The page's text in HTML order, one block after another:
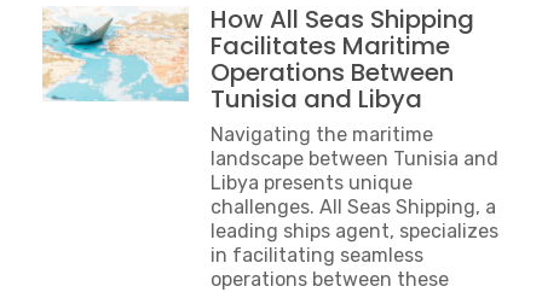
How All Seas Shipping
Facilitates Maritime
Operations Between
Tunisia and Libya
Navigating the maritime
landscape between Tunisia and
Libya presents unique
challenges. All Seas Shipping, a
leading ships agent, specializes
in facilitating seamless
operations between these